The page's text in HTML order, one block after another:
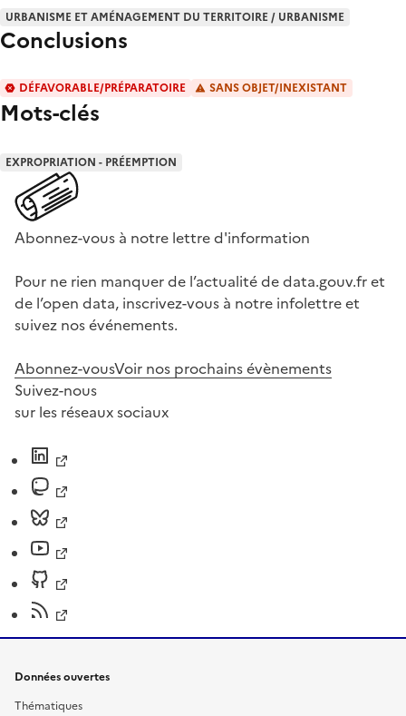
URBANISME ET AMÉNAGEMENT DU TERRITOIRE / URBANISME
Conclusions
DÉFAVORABLE/PRÉPARATOIRE SANS OBJET/INEXISTANT
Mots-clés
EXPROPRIATION - PRÉEMPTION
Abonnez-vous à notre lettre d'information
Pour ne rien manquer de l’actualité de data.gouv.fr et
de l’open data, inscrivez-vous à notre infolettre et
suivez nos événements.
Abonnez-vousVoir nos prochains évènements
Suivez-nous
sur les réseaux sociaux
Données ouvertes
Thématiques